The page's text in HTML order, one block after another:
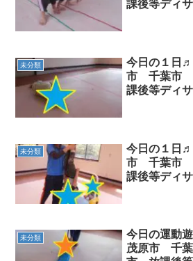
課後等ディ
未分類
今日の１
市 千葉市
課後等ディ
未分類
今日の１
市 千葉市
課後等ディ
未分類
今日の運動
茂原市 千